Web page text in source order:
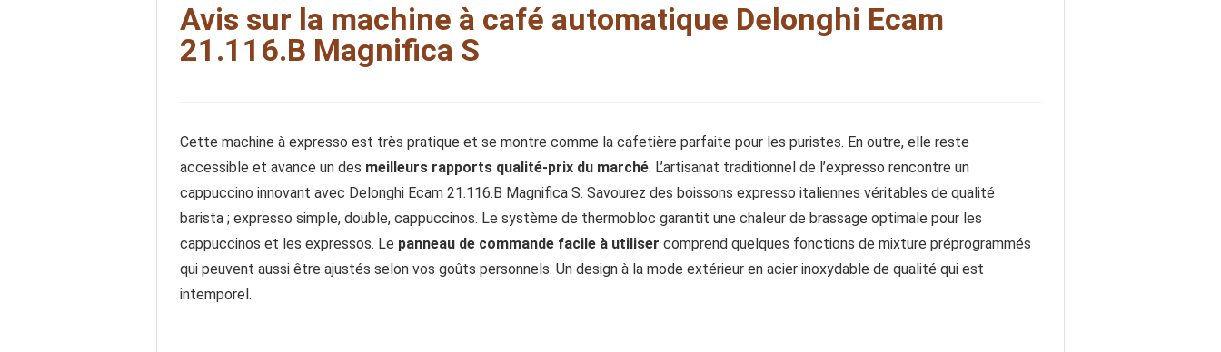
Avis sur la machine à café automatique Delonghi Ecam
21.116.B Magnifica S
Cette machine à expresso est très pratique et se montre comme la cafetière parfaite pour les puristes. En outre, elle reste
accessible et avance un des meilleurs rapports qualité-prix du marché. L’artisanat traditionnel de l’expresso rencontre un
cappuccino innovant avec Delonghi Ecam 21.116.B Magnifica S. Savourez des boissons expresso italiennes véritables de qualité
barista ; expresso simple, double, cappuccinos. Le système de thermobloc garantit une chaleur de brassage optimale pour les
cappuccinos et les expressos. Le panneau de commande facile à utiliser comprend quelques fonctions de mixture préprogrammés
qui peuvent aussi être ajustés selon vos goûts personnels. Un design à la mode extérieur en acier inoxydable de qualité qui est
intemporel.